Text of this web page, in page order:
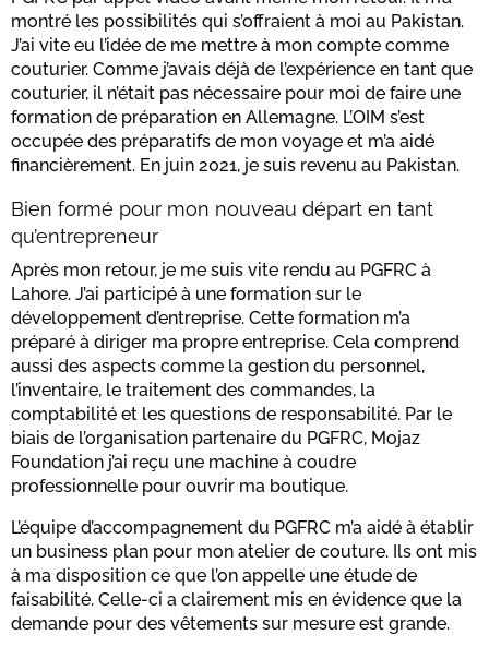
montré les possibilités qui s’offraient à moi au Pakistan.
J’ai vite eu l’idée de me mettre à mon compte comme
couturier. Comme j’avais déjà de l’expérience en tant que
couturier, il n’était pas nécessaire pour moi de faire une
formation de préparation en Allemagne. L’OIM s’est
occupée des préparatifs de mon voyage et m’a aidé
financièrement. En juin 2021, je suis revenu au Pakistan.
Bien formé pour mon nouveau départ en tant
qu’entrepreneur
Après mon retour, je me suis vite rendu au PGFRC à
Lahore. J’ai participé à une formation sur le
développement d’entreprise. Cette formation m’a
préparé à diriger ma propre entreprise. Cela comprend
aussi des aspects comme la gestion du personnel,
l’inventaire, le traitement des commandes, la
comptabilité et les questions de responsabilité. Par le
biais de l’organisation partenaire du PGFRC, Mojaz
Foundation j’ai reçu une machine à coudre
professionnelle pour ouvrir ma boutique.
L’équipe d’accompagnement du PGFRC m’a aidé à établir
un business plan pour mon atelier de couture. Ils ont mis
à ma disposition ce que l’on appelle une étude de
faisabilité. Celle-ci a clairement mis en évidence que la
demande pour des vêtements sur mesure est grande.